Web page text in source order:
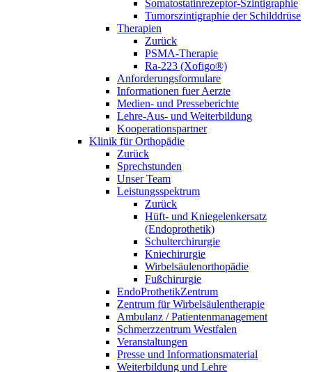
Somatostatinrezeptor-Szintigraphie
Tumorszintigraphie der Schilddrüse
Therapien
Zurück
PSMA-Therapie
Ra-223 (Xofigo®)
Anforderungsformulare
Informationen fuer Aerzte
Medien- und Presseberichte
Lehre-Aus- und Weiterbildung
Kooperationspartner
Klinik für Orthopädie
Zurück
Sprechstunden
Unser Team
Leistungsspektrum
Zurück
Hüft- und Kniegelenkersatz
(Endoprothetik)
Schulterchirurgie
Kniechirurgie
Wirbelsäulenorthopädie
Fußchirurgie
EndoProthetikZentrum
Zentrum für Wirbelsäulentherapie
Ambulanz / Patientenmanagement
Schmerzzentrum Westfalen
Veranstaltungen
Presse und Informationsmaterial
Weiterbildung und Lehre